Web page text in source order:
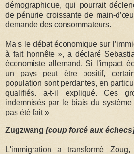
démographique, qui pourrait
de pénurie croissante de main-
demande des consommateurs.
Mais le débat économique sur
à fait honnête », a déclaré
économiste allemand. Si l’impact
un pays peut être positif,
population sont perdantes, en
qualifiés, a-t-il expliqué. Ces
indemnisés par le biais du système
pas été fait ».
Zugzwang [coup forcé aux échecs]
L'immigration a transformé